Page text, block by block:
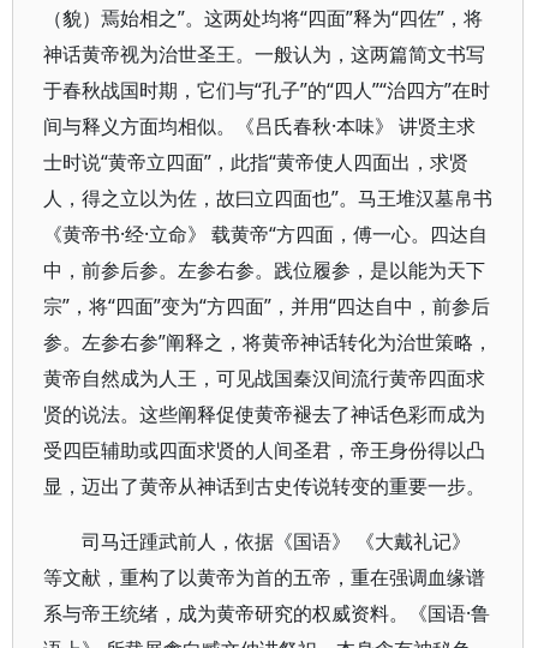
（貌）焉始相之”。这两处均将“四面”释为“四佐”，将
神话黄帝视为治世圣王。一般认为，这两篇简文书写
于春秋战国时期，它们与“孔子”的“四人”“治四方”在时
间与释义方面均相似。《吕氏春秋·本味》 讲贤主求
士时说“黄帝立四面”，此指“黄帝使人四面出，求贤
人，得之立以为佐，故曰立四面也”。马王堆汉墓帛书
《黄帝书·经·立命》 载黄帝“方四面，傅一心。四达自
中，前参后参。左参右参。践位履参，是以能为天下
宗”，将“四面”变为“方四面”，并用“四达自中，前参后
参。左参右参”阐释之，将黄帝神话转化为治世策略，
黄帝自然成为人王，可见战国秦汉间流行黄帝四面求
贤的说法。这些阐释促使黄帝褪去了神话色彩而成为
受四臣辅助或四面求贤的人间圣君，帝王身份得以凸
显，迈出了黄帝从神话到古史传说转变的重要一步。
司马迁踵武前人，依据《国语》 《大戴礼记》
等文献，重构了以黄帝为首的五帝，重在强调血缘谱
系与帝王统绪，成为黄帝研究的权威资料。《国语·鲁